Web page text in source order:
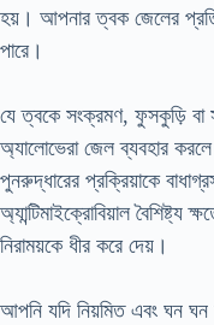
হয়। আপনার ত্বক জেলের
পারে।
যে ত্বকে সংক্রমণ, ফুসকুড়ি বা
অ্যালোভেরা জেল ব্যবহার
পুনরুদ্ধারের প্রক্রিয়াকে
অ্যান্টিমাইক্রোবিয়াল বৈশিষ্ট্য
নিরাময়কে ধীর করে দেয়।
আপনি যদি নিয়মিত এবং ঘন ঘন